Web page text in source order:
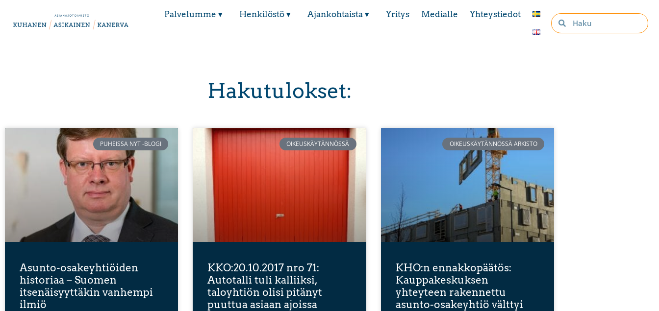
Palvelumme ▾ Henkilöstö ▾ Ajankohtaista ▾ Yritys Medialle Yhteystiedot
Hakutulokset:
PUHEISSA NYT -BLOGI
Asunto-osakeyhtiöiden
historiaa – Suomen
itsenäisyyttäkin vanhempi
ilmiö
OIKEUSKÄYTÄNNÖSSÄ
KKO:20.10.2017 nro 71:
Autotalli tuli kalliiksi,
taloyhtiön olisi pitänyt
puuttua asiaan ajoissa
OIKEUSKÄYTÄNNÖSSÄ ARKISTO
KHO:n ennakkopäätös:
Kauppakeskuksen
yhteyteen rakennettu
asunto-osakeyhtiö välttyi